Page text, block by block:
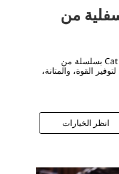
من
تمُرّ أنظمة الحواف السفلية من Cat بسلسلة من
القوة، والمتانة،
انظر الخيارات